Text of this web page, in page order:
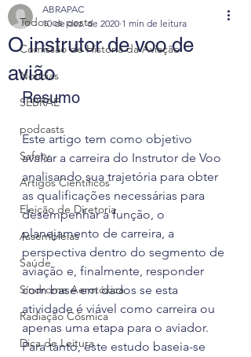
Todos os posts
Comissão de História da Aviação
Notícias
SEBRAE
podcasts
Safety
Artigos Científicos
Eleição de Diretoria
Assembleias
Saúde
Síndrome Aerotóxica
Radiação Cósmica
Dica de Leitura
O instrutor de voo de
avião
ABRAPAC
10 de dez. de 2020 1 min de leitura
Resumo
Este artigo tem como objetivo
avaliar a carreira do Instrutor de Voo
analisando sua trajetória para obter
as qualificações necessárias para
desempenhar a função, o
planejamento de carreira, a
perspectiva dentro do segmento de
aviação e, finalmente, responder
com base em dados se esta
atividade é viável como carreira ou
apenas uma etapa para o aviador.
Para tanto, este estudo baseia-se